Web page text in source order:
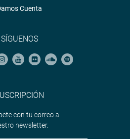
Cuenta
SÍGUENOS
con tu correo a
newsletter.